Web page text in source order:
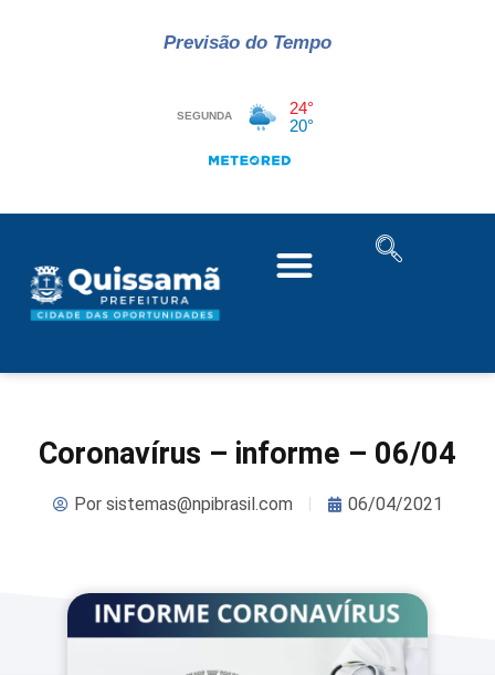
Previsão do Tempo
Coronavírus – informe – 06/04
Porsistemas@npibrasil.com 06/04/2021